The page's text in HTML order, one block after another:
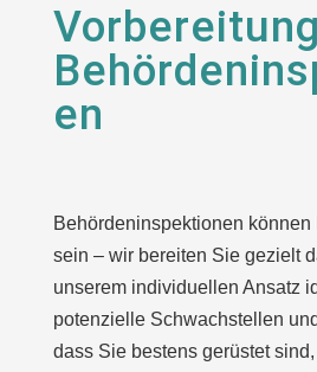
en
Behördeninspektionen können
sein – wir bereiten Sie gezielt
unserem individuellen Ansatz
potenzielle Schwachstellen
dass Sie bestens gerüstet